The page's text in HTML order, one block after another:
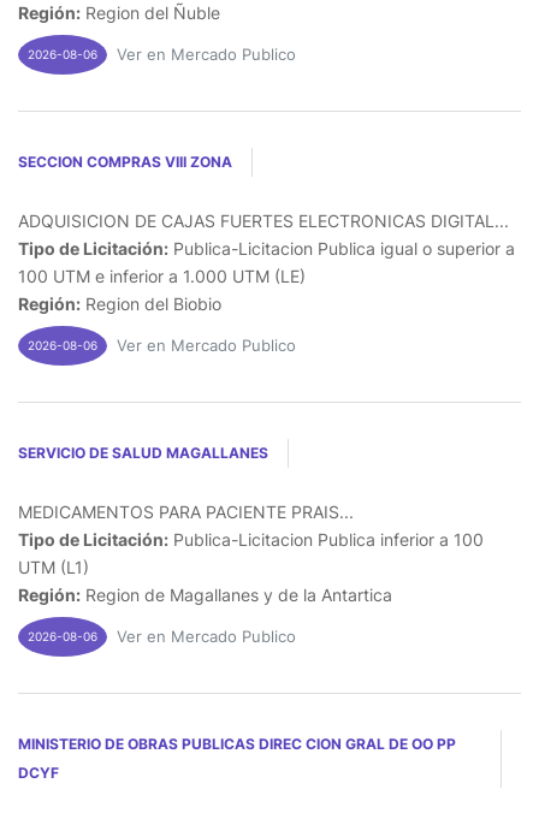
Región: Region del Ñuble
2026-08-06 Ver en Mercado Publico
SECCION COMPRAS VIII ZONA
ADQUISICION DE CAJAS FUERTES ELECTRONICAS DIGITAL...
Tipo de Licitación: Publica-Licitacion Publica igual o superior a
100 UTM e inferior a 1.000 UTM (LE)
Región: Region del Biobio
2026-08-06 Ver en Mercado Publico
SERVICIO DE SALUD MAGALLANES
MEDICAMENTOS PARA PACIENTE PRAIS...
Tipo de Licitación: Publica-Licitacion Publica inferior a 100
UTM (L1)
Región: Region de Magallanes y de la Antartica
2026-08-06 Ver en Mercado Publico
MINISTERIO DE OBRAS PUBLICAS DIREC CION GRAL DE OO PP
DCYF